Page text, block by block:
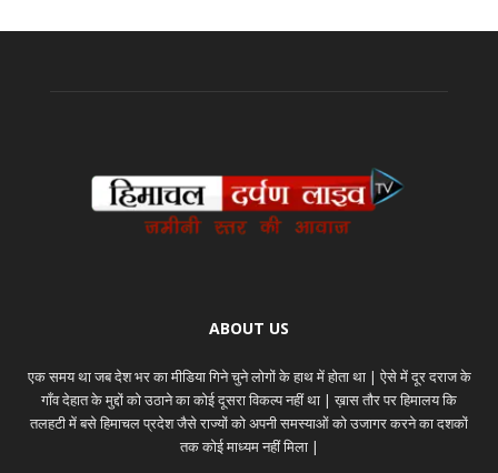
ABOUT US
एक समय था जब देश भर का मीडिया गिने चुने लोगों के हाथ में होता था | ऐसे में दूर दराज के
गाँव देहात के मुद्दों को उठाने का कोई दूसरा विकल्प नहीं था | ख़ास तौर पर हिमालय कि
तलहटी में बसे हिमाचल प्रदेश जैसे राज्यों को अपनी समस्याओं को उजागर करने का दशकों
तक कोई माध्यम नहीं मिला |